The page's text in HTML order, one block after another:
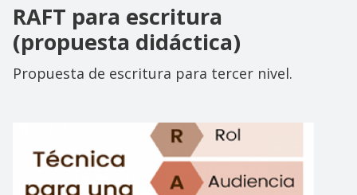
RAFT para escritura
(propuesta didáctica)
Propuesta de escritura para tercer nivel.